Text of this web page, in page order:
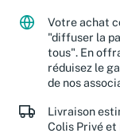
Votre achat
"diffuser la
tous". En
réduisez le
de nos
Livraison
Colis Privé et